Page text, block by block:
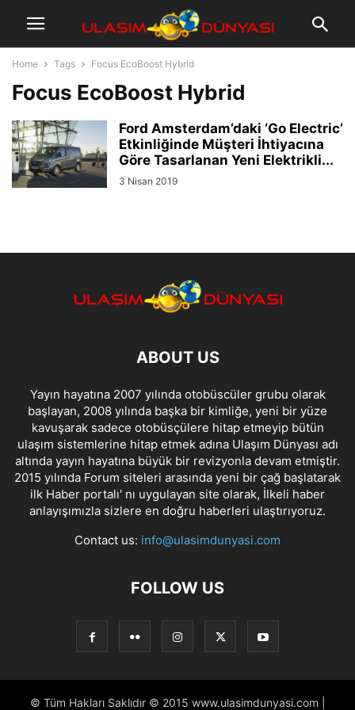
Home Tags Focus EcoBoost Hybrid
Focus EcoBoost Hybrid
Ford Amsterdam’daki ‘Go Electric’
Etkinliğinde Müşteri İhtiyacına
Göre Tasarlanan Yeni Elektrikli...
3 Nisan 2019
ABOUT US
Yayın hayatına 2007 yılında otobüscüler grubu olarak
başlayan, 2008 yılında başka bir kimliğe, yeni bir yüze
kavuşarak sadece otobüsçülere hitap etmeyip bütün
ulaşım sistemlerine hitap etmek adına Ulaşım Dünyası adı
altında yayın hayatına büyük bir revizyonla devam etmiştir.
2015 yılında Forum siteleri arasında yeni bir çağ başlatarak
ilk Haber portalı' nı uygulayan site olarak, İlkeli haber
anlayışımızla sizlere en doğru haberleri ulaştırıyoruz.
Contact us: info@ulasimdunyasi.com
FOLLOW US
© Tüm Hakları Saklıdır © 2015 www.ulasimdunyasi.com |